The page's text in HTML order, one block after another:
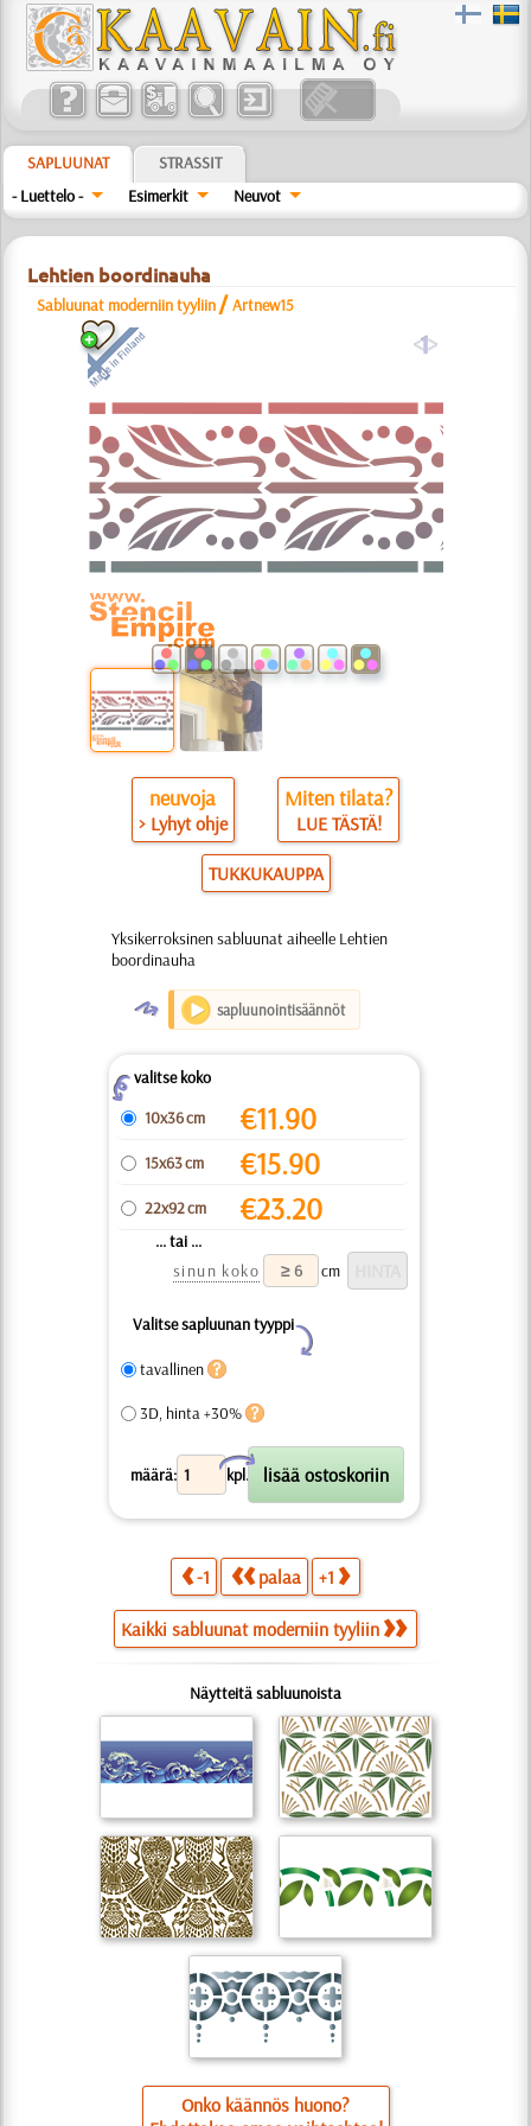
SAPLUUNAT
STRASSIT
- Luettelo -
Esimerkit Neuvot
Lehtien boordinauha
Sabluunat moderniin tyyliin /Artnew15
a
neuvoja
> Lyhyt ohje
Miten tilata?
LUE TÄSTÄ!
TUKKUKAUPPA
Yksikerroksinen sabluunat aiheelle Lehtien
boordinauha
O sapluunointisäännöt
Zvalitse koko
10x36 cm
€11.90
15x63 cm €15.90
22x92 cm €23.20
... tai ...
sinun koko
cm
Valitse sapluunan tyyppi
Y
tavallinen
3D, hinta +30%
määrä: kpl.
X
-1 palaa +1
Kaikki sabluunat moderniin tyyliin
Näytteitä sabluunoista
Onko käännös huono?